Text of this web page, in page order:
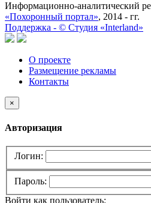
Информационно-аналитический
«Похоронный портал», 2014 - гг.
Поддержка - © Cтудия «Interland»
О проекте
Размещение рекламы
Контакты
×
Авторизация
Логин:
Пароль:
Войти как пользователь: